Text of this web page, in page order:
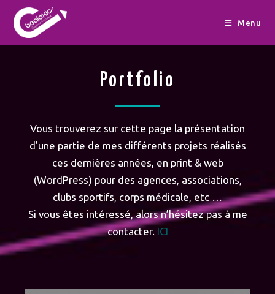
Menu
Portfolio
Vous trouverez sur cette page la présentation
d’une partie de mes différents projets réalisés
ces dernières années, en print & web
(WordPress) pour des agences, associations,
clubs sportifs, corps médicale, etc …
Si vous êtes intéressé, alors n’hésitez pas à me
contacter. ICI